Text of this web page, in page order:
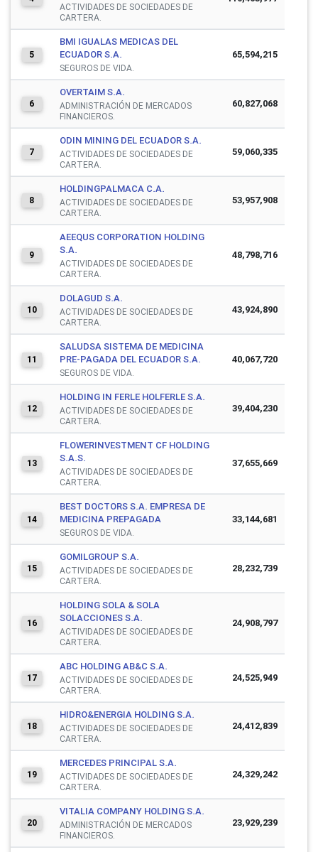
ACTIVIDADES DE SOCIEDADES DE
CARTERA.
5
BMI IGUALAS MEDICAS DEL
ECUADOR S.A.
SEGUROS DE VIDA.
65,594,215
6
OVERTAIM S.A.
ADMINISTRACIÓN DE MERCADOS
FINANCIEROS.
60,827,068
7
ODIN MINING DEL ECUADOR S.A.
ACTIVIDADES DE SOCIEDADES DE
CARTERA.
59,060,335
8
HOLDINGPALMACA C.A.
ACTIVIDADES DE SOCIEDADES DE
CARTERA.
53,957,908
9
AEEQUS CORPORATION HOLDING
S.A.
ACTIVIDADES DE SOCIEDADES DE
CARTERA.
48,798,716
10
DOLAGUD S.A.
ACTIVIDADES DE SOCIEDADES DE
CARTERA.
43,924,890
11
SALUDSA SISTEMA DE MEDICINA
PRE-PAGADA DEL ECUADOR S.A.
SEGUROS DE VIDA.
40,067,720
12
HOLDING IN FERLE HOLFERLE S.A.
ACTIVIDADES DE SOCIEDADES DE
CARTERA.
39,404,230
13
FLOWERINVESTMENT CF HOLDING
S.A.S.
ACTIVIDADES DE SOCIEDADES DE
CARTERA.
37,655,669
14
BEST DOCTORS S.A. EMPRESA DE
MEDICINA PREPAGADA
SEGUROS DE VIDA.
33,144,681
15
GOMILGROUP S.A.
ACTIVIDADES DE SOCIEDADES DE
CARTERA.
28,232,739
16
HOLDING SOLA & SOLA
SOLACCIONES S.A.
ACTIVIDADES DE SOCIEDADES DE
CARTERA.
24,908,797
17
ABC HOLDING AB&C S.A.
ACTIVIDADES DE SOCIEDADES DE
CARTERA.
24,525,949
18
HIDRO&ENERGIA HOLDING S.A.
ACTIVIDADES DE SOCIEDADES DE
CARTERA.
24,412,839
19
MERCEDES PRINCIPAL S.A.
ACTIVIDADES DE SOCIEDADES DE
CARTERA.
24,329,242
20
VITALIA COMPANY HOLDING S.A.
ADMINISTRACIÓN DE MERCADOS
FINANCIEROS.
23,929,239